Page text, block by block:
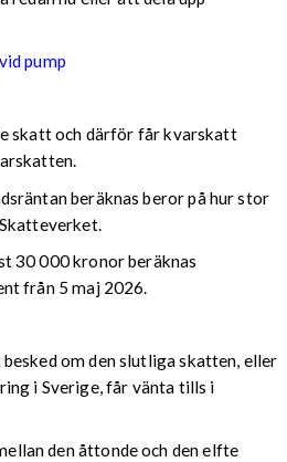
pump
skatt och därför får kvarskatt
beräknas beror på hur stor
30 000 kronor beräknas
från 5 maj 2026.
om den slutliga skatten, eller
i Sverige, får vänta tills i
den åttonde och den elfte